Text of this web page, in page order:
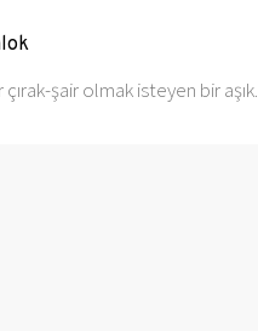
şair olmak isteyen bir aşık.